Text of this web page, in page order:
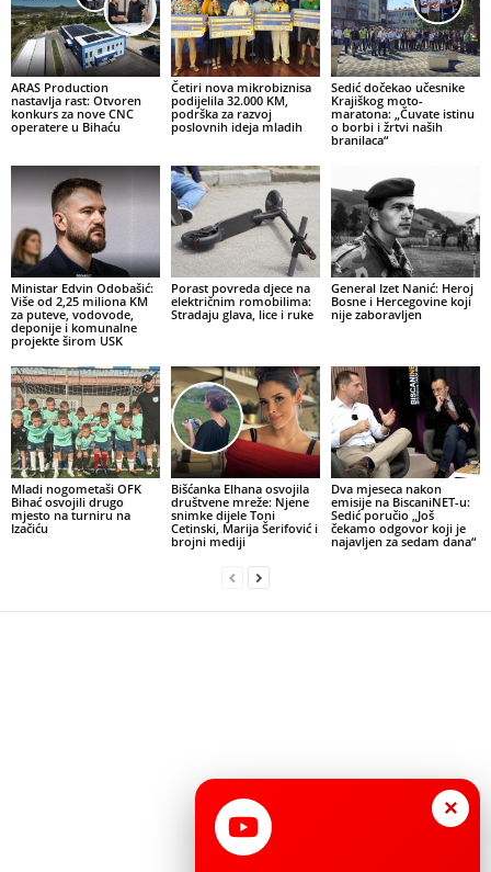
ARAS Production
nastavlja rast: Otvoren
konkurs za nove CNC
operatere u Bihaću
Četiri nova mikrobiznisa
podijelila 32.000 KM,
podrška za razvoj
poslovnih ideja mladih
Sedić dočekao učesnike
Krajiškog moto-
maratona: „Čuvate istinu
o borbi i žrtvi naših
branilaca“
Ministar Edvin Odobašić:
Više od 2,25 miliona KM
za puteve, vodovode,
deponije i komunalne
projekte širom USK
Porast povreda djece na
električnim romobilima:
Stradaju glava, lice i ruke
General Izet Nanić: Heroj
Bosne i Hercegovine koji
nije zaboravljen
Mladi nogometaši OFK
Bihać osvojili drugo
mjesto na turniru na
Izačiću
Bišćanka Elhana osvojila
društvene mreže: Njene
snimke dijele Toni
Cetinski, Marija Šerifović i
brojni mediji
Dva mjeseca nakon
emisije na BiscaniNET-u:
Sedić poručio „Još
čekamo odgovor koji je
najavljen za sedam dana“
×